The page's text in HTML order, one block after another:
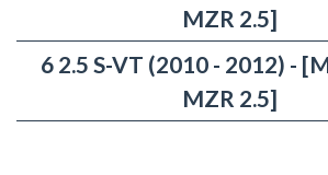
MZR 2.5]
6 2.5 S-VT (2010 - 2012) -
MZR 2.5]